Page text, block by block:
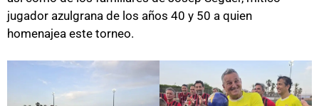
jugador azulgrana de los años 40 y 50 a quien
homenajea este torneo.